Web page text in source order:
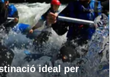
ideal per